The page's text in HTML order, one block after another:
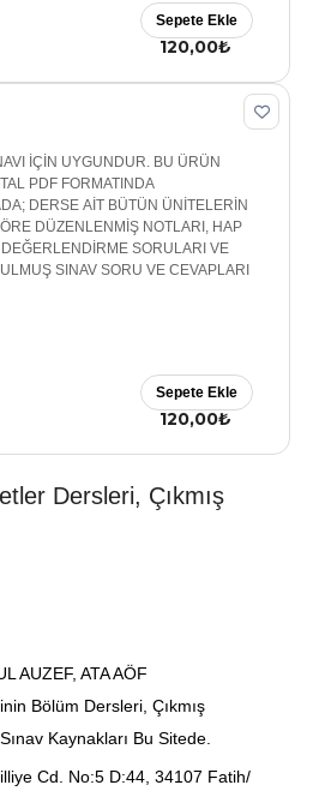
120,00₺
Sepete Ekle
İÇİN UYGUNDUR. BU ÜRÜN
PDF FORMATINDA
DERSE AİT BÜTÜN ÜNİTELERİN
DÜZENLENMİŞ NOTLARI, HAP
SORULARI VE
SINAV SORU VE CEVAPLARI
120,00₺
Sepete Ekle
Dersleri, Çıkmış
AUZEF, ATA AÖF
Bölüm Dersleri, Çıkmış
Kaynakları Bu Sitede.
Cd. No:5 D:44, 34107 Fatih/